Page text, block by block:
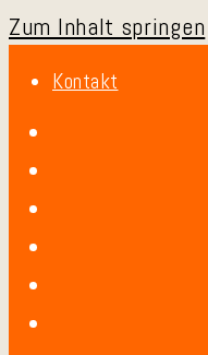
Zum Inhalt springen
Kontakt